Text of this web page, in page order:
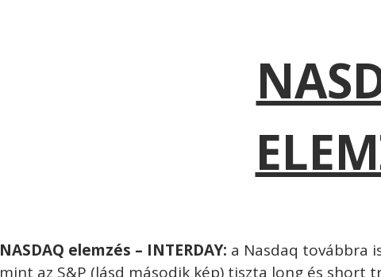
NASDAQ elemzés – INTERDAY: a Nasdaq továbbra
mint az S&P (lásd második kép) tiszta long és short